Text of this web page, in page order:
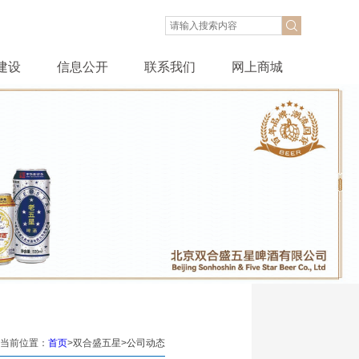
设 信息公开 联系我们 网上商城
当前位置：首页>双合盛五星>公司动态